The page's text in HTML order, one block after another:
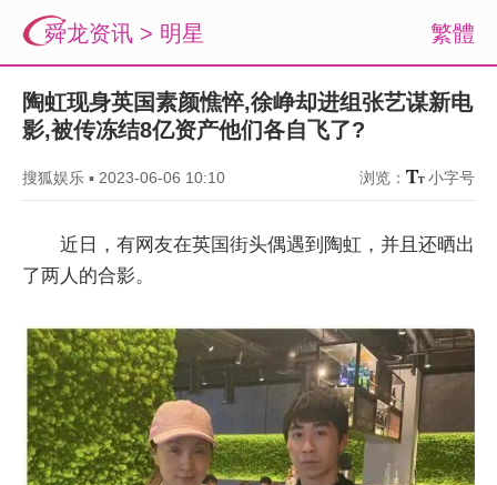
繁體
舜龙资讯 > 明星
陶虹现身英国素颜憔悴,徐峥却进组张艺谋新电
影,被传冻结8亿资产他们各自飞了?
搜狐娱乐 ▪ 2023-06-06 10:10 浏览： 小字号
近日，有网友在英国街头偶遇到陶虹，并且还晒出
了两人的合影。